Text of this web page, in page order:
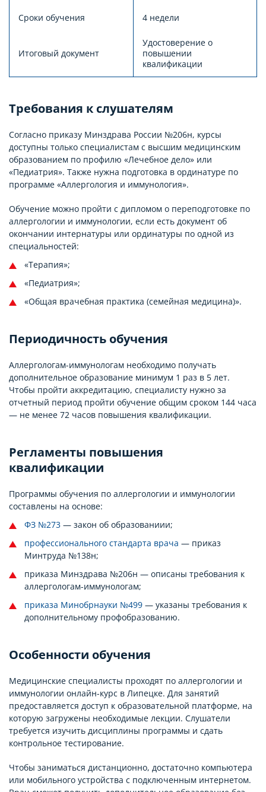
Сроки обучения 4 недели
Итоговый документ
Удостоверение о
повышении
квалификации
Требования к слушателям
Согласно приказу Минздрава России №206н, курсы
доступны только специалистам с высшим медицинским
образованием по профилю «Лечебное дело» или
«Педиатрия». Также нужна подготовка в ординатуре по
программе «Аллергология и иммунология».
Обучение можно пройти с дипломом о переподготовке по
аллергологии и иммунологии, если есть документ об
окончании интернатуры или ординатуры по одной из
специальностей:
«Терапия»;
«Педиатрия»;
«Общая врачебная практика (семейная медицина)».
Периодичность обучения
Аллергологам-иммунологам необходимо получать
дополнительное образование минимум 1 раз в 5 лет.
Чтобы пройти аккредитацию, специалисту нужно за
отчетный период пройти обучение общим сроком 144 часа
— не менее 72 часов повышения квалификации.
Регламенты повышения
квалификации
Программы обучения по аллергологии и иммунологии
составлены на основе:
ФЗ №273 — закон об образованиии;
профессионального стандарта врача — приказ
Минтруда №138н;
приказа Минздрава №206н — описаны требования к
аллергологам-иммунологам;
приказа Минобрнауки №499 — указаны требования к
дополнительному профобразованию.
Особенности обучения
Медицинские специалисты проходят по аллергологии и
иммунологии онлайн-курс в Липецке. Для занятий
предоставляется доступ к образовательной платформе, на
которую загружены необходимые лекции. Слушатели
требуется изучить дисциплины программы и сдать
контрольное тестирование.
Чтобы заниматься дистанционно, достаточно компьютера
или мобильного устройства с подключенным интернетом.